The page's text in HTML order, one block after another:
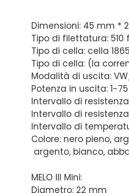
Dimensioni: 45 mm *
Tipo di filettatura:
Tipo di cella: cella
Tipo di cella: (la
Modalità di uscita:
Potenza in uscita: 1-
Intervallo di
Intervallo di
Intervallo di
Colore: nero pieno,
argento, bianco,
MELO III Mini:
Diametro: 22 mm